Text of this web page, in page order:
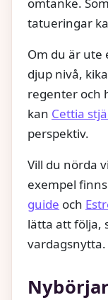
omtanke.
tatueringar
Om du är ute
djup nivå,
regenter och
kan Cettia
perspektiv.
Vill du nörda
exempel
guide och
lätta att följa,
vardagsnytta.